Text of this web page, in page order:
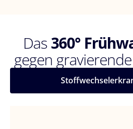
Das360°
gegen